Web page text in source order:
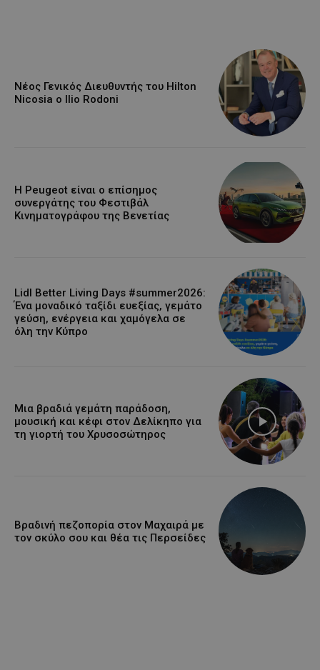
Νέος Γενικός Διευθυντής του Hilton
Nicosia ο Ilio Rodoni
Η Peugeot είναι ο επίσημος
συνεργάτης του Φεστιβάλ
Κινηματογράφου της Βενετίας
Lidl Better Living Days #summer2026:
Ένα μοναδικό ταξίδι ευεξίας, γεμάτο
γεύση, ενέργεια και χαμόγελα σε
όλη την Κύπρο
Μια βραδιά γεμάτη παράδοση,
μουσική και κέφι στον Δελίκηπο για
τη γιορτή του Χρυσοσώτηρος
Βραδινή πεζοπορία στον Μαχαιρά με
τον σκύλο σου και θέα τις Περσείδες